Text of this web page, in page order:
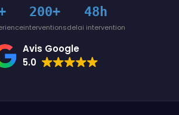
200+
interventions
48h
delai intervention
Avis Google
5.0